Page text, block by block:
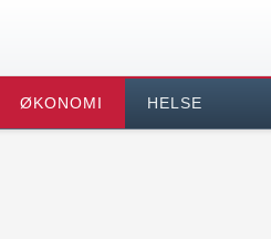
ØKONOMI HELSE